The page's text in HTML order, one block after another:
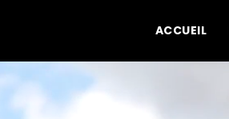
ACCUEIL